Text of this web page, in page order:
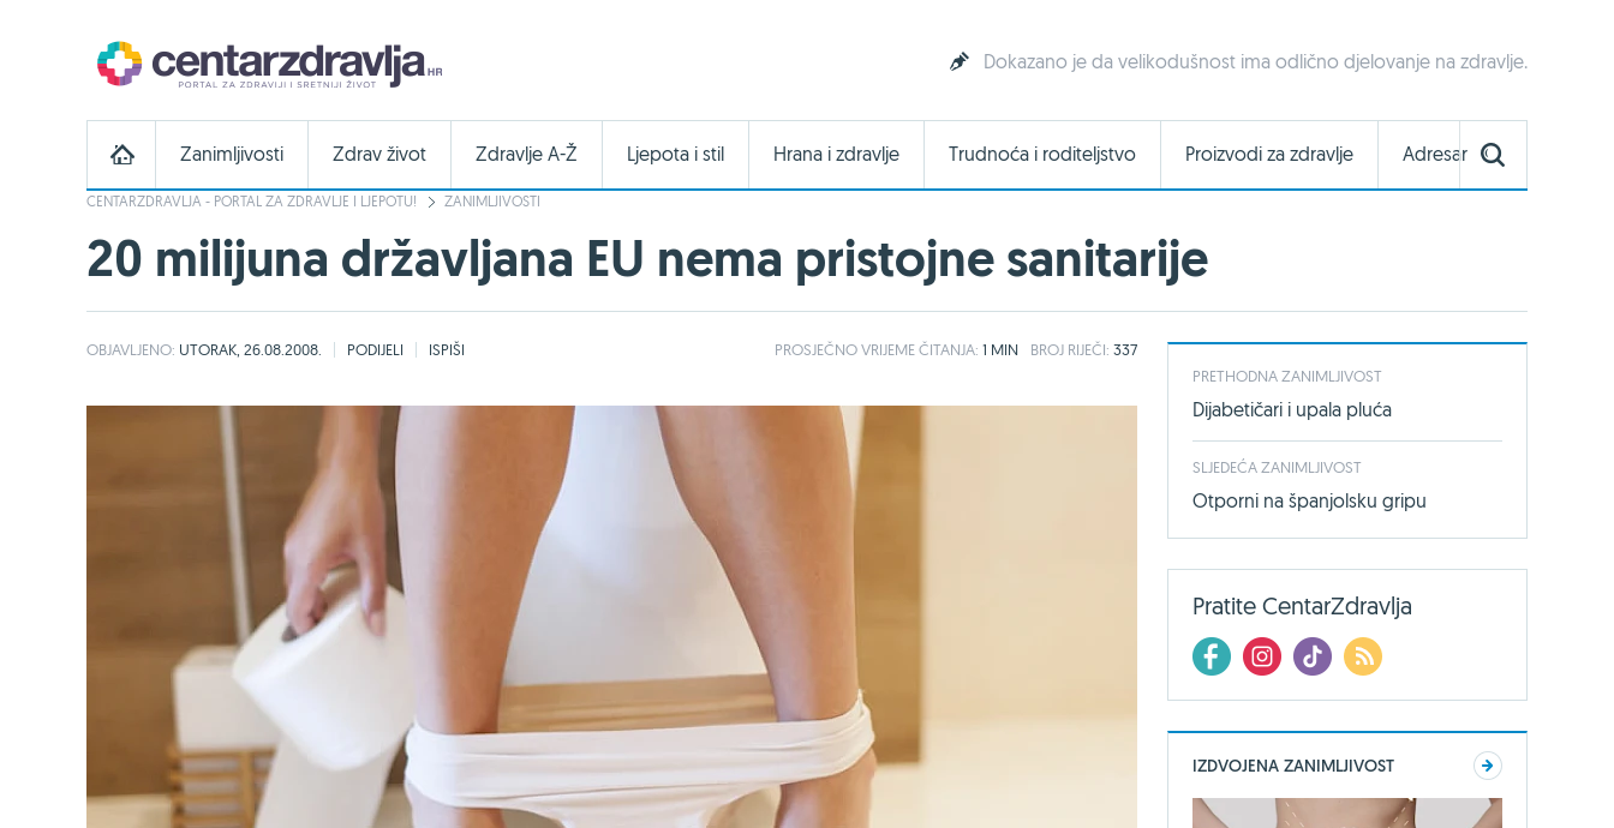
Dokazano je da velikodušnost ima odlično djelovanje na zdravlje.
Zanimljivosti Zdrav život Zdravlje A-Ž Ljepota i stil Hrana i zdravlje Trudnoća i roditeljstvo Proizvodi za zdravlje Adresar
CENTARZDRAVLJA - PORTAL ZA ZDRAVLJE I LJEPOTU! ZANIMLJIVOSTI
20 milijuna državljana EU nema pristojne sanitarije
OBJAVLJENO: UTORAK, 26.08.2008. PODIJELI ISPIŠI PROSJEČNOVRIJEME ČITANJA: 1 MIN BROJ RIJEČI: 337
PRETHODNA ZANIMLJIVOST
Dijabetičari i upala pluća
SLJEDEĆA ZANIMLJIVOST
Otporni na španjolsku gripu
Pratite CentarZdravlja
IZDVOJENA ZANIMLJIVOST